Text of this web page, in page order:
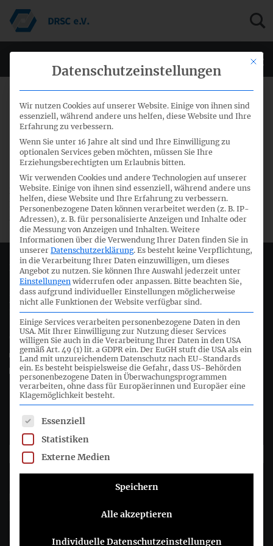
12. Januar 2018
64. Sitzung IFRS-Fachausschuss –
Sitzungspapiere
Die Papiere für den öffentlichen Teil der 64. Sitzung des
IFRS-Fachausschusses vom 18. und 19. Januar 2018 stehen
zumdownload bereit.
Deutsches Rechnungslegungs Standards Committee e.V.
Joachimsthaler Str. 34
10719 Berlin
+49 (0)30 20 64 12 - 0
+49 (0)30 20 64 12 - 15
info@drsc.de
Folgen Sie dem DRSC
DRSC-Newsletter abonnieren
Bitte wählen Sie aus, wie Sie von uns hören möchten DRSC e.V.:
Sie können sich jederzeit abmelden, indem Sie auf den Link in der
Datenschutzpraktiken finden Sie auf unserer Website.
Mit
Datenschutzeinstellungen
Wir nutzen Cookies auf unserer Website. Einige von ihnen sind
essenziell, während andere uns helfen, diese Website und Ihre
Erfahrung zu verbessern.
Wenn Sie unter 16 Jahre alt sind und Ihre Einwilligung zu
optionalen Services geben möchten, müssen Sie Ihre
Erziehungsberechtigten um Erlaubnis bitten.
Wir verwenden Cookies und andere Technologien auf unserer
Website. Einige von ihnen sind essenziell, während andere uns
helfen, diese Website und Ihre Erfahrung zu verbessern.
Personenbezogene Daten können verarbeitet werden (z. B. IP-
Adressen), z. B. für personalisierte Anzeigen und Inhalte oder
die Messung von Anzeigen und Inhalten. Weitere
Informationen über die Verwendung Ihrer Daten finden Sie in
unserer Datenschutzerklärung. Es besteht keine Verpflichtung,
in die Verarbeitung Ihrer Daten einzuwilligen, um dieses
Angebot zu nutzen. Sie können Ihre Auswahl jederzeit unter
Einstellungen widerrufen oder anpassen. Bitte beachten Sie,
dass aufgrund individueller Einstellungen möglicherweise
nicht alle Funktionen der Website verfügbar sind.
Einige Services verarbeiten personenbezogene Daten in den
USA. Mit Ihrer Einwilligung zur Nutzung dieser Services
willigen Sie auch in die Verarbeitung Ihrer Daten in den USA
gemäß Art. 49 (1) lit. a GDPR ein. Der EuGH stuft die USA als ein
Land mit unzureichendem Datenschutz nach EU-Standards
ein. Es besteht beispielsweise die Gefahr, dass US-Behörden
personenbezogene Daten in Überwachungsprogrammen
verarbeiten, ohne dass für Europäerinnen und Europäer eine
Klagemöglichkeit besteht.
Es folgt eine Liste der Service-Gruppen, für die eine
Essenziell
Statistiken
Externe Medien
Speichern
Alle akzeptieren
Individuelle Datenschutzeinstellungen